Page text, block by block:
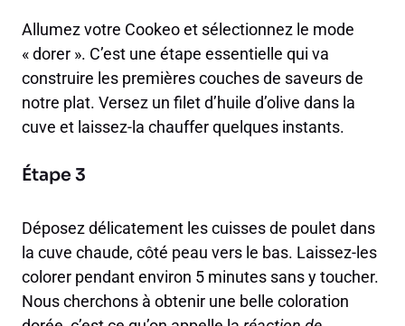
Allumez votre Cookeo et sélectionnez le mode
« dorer ». C’est une étape essentielle qui va
construire les premières couches de saveurs de
notre plat. Versez un filet d’huile d’olive dans la
cuve et laissez-la chauffer quelques instants.
Étape 3
Déposez délicatement les cuisses de poulet dans
la cuve chaude, côté peau vers le bas. Laissez-les
colorer pendant environ 5 minutes sans y toucher.
Nous cherchons à obtenir une belle coloration